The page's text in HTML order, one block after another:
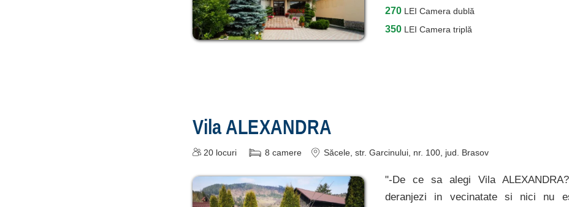
270 LEI Camera dublă
350 LEI Camera triplă
Vila ALEXANDRA
20 locuri 8 camere Săcele , str. Garcinului, nr. 100 , jud. Brasov
"-De ce sa alegi Vila
deranjezi in vecinatate si nici nu